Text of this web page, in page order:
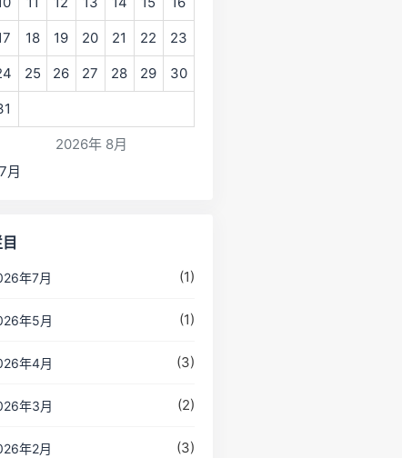
2026年 8月
18 19 20 21 22 23
25 26 27 28 29 30
月
年7月 (1)
年5月 (1)
年4月 (3)
年3月 (2)
年2月 (3)